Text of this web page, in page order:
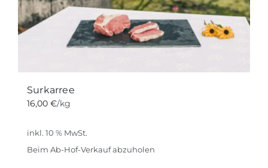
Surkarree
16,00 €/kg
inkl. 10 % MwSt.
Beim Ab-Hof-Verkauf abzuholen